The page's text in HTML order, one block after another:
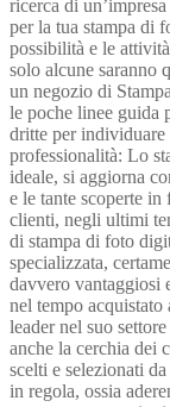
ricerca di
per la tua stampa di
possibilità e le
solo alcune saranno
un negozio di
le poche linee guida
dritte per
professionalità: Lo
ideale, si aggiorna
e le tante scoperte
clienti, negli ultimi
di stampa di foto
specializzata,
davvero vantaggiosi
nel tempo
leader nel suo
anche la cerchia dei
scelti e selezionati
in regola, ossia